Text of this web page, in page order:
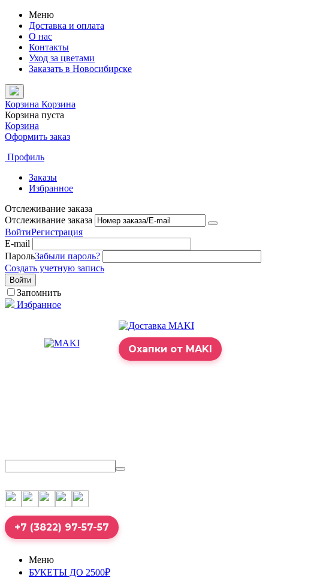
Меню
Доставка и оплата
О нас
Контакты
Уход за цветами
Заказать в Новосибирске
Корзина Корзина
Корзина пуста
Корзина
Оформить заказ
Профиль
Заказы
Избранное
Отслеживание заказа
Отслеживание заказа
ВойтиРегистрация
E-mail
ПарольЗабыли пароль?
Создать учетную запись
Войти
Запомнить
Избранное
Охапки от MAKI
+7 (3822) 97-57-57
Меню
БУКЕТЫ ДО 2500₽